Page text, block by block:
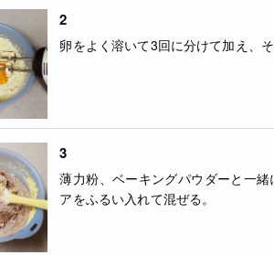
2
卵をよく溶いて3回に分けて加え、
3
薄力粉、ベーキングパウダーと一
アをふるい入れて混ぜる。